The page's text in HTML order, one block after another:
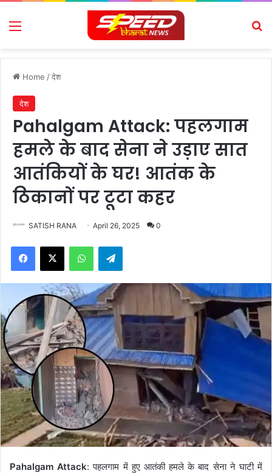
Menu
Home /देश
देश
Pahalgam Attack: पहलगाम
हमले के बाद सेना ने उड़ाए सात
आतंकियों के घर! आतंक के
ठिकानों पर टूटा कहर
SATISH RANA April 26, 2025 0
Facebook
X WhatsAppTelegram
Pahalgam Attack: पहलगाम में हुए आतंकी हमले के बाद सेना ने घाटी में